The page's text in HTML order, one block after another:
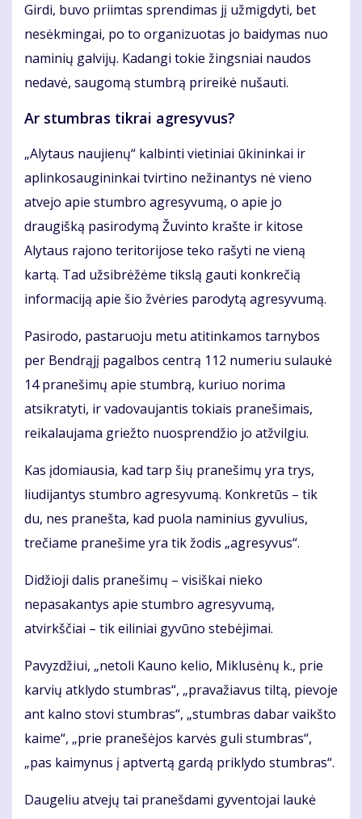
Girdi, buvo priimtas sprendimas jį užmigdyti, bet
nesėkmingai, po to organizuotas jo baidymas nuo
naminių galvijų. Kadangi tokie žingsniai naudos
nedavė, saugomą stumbrą prireikė nušauti.
Ar stumbras tikrai agresyvus?
„Alytaus naujienų“ kalbinti vietiniai ūkininkai ir
aplinkosaugininkai tvirtino nežinantys nė vieno
atvejo apie stumbro agresyvumą, o apie jo
draugišką pasirodymą Žuvinto krašte ir kitose
Alytaus rajono teritorijose teko rašyti ne vieną
kartą. Tad užsibrėžėme tikslą gauti konkrečią
informaciją apie šio žvėries parodytą agresyvumą.
Pasirodo, pastaruoju metu atitinkamos tarnybos
per Bendrąjį pagalbos centrą 112 numeriu sulaukė
14 pranešimų apie stumbrą, kuriuo norima
atsikratyti, ir vadovaujantis tokiais pranešimais,
reikalaujama griežto nuosprendžio jo atžvilgiu.
Kas įdomiausia, kad tarp šių pranešimų yra trys,
liudijantys stumbro agresyvumą. Konkretūs – tik
du, nes pranešta, kad puola naminius gyvulius,
trečiame pranešime yra tik žodis „agresyvus“.
Didžioji dalis pranešimų – visiškai nieko
nepasakantys apie stumbro agresyvumą,
atvirkščiai – tik eiliniai gyvūno stebėjimai.
Pavyzdžiui, „netoli Kauno kelio, Miklusėnų k., prie
karvių atklydo stumbras“, „pravažiavus tiltą, pievoje
ant kalno stovi stumbras“, „stumbras dabar vaikšto
kaime“, „prie pranešėjos karvės guli stumbras“,
„pas kaimynus į aptvertą gardą priklydo stumbras“.
Daugeliu atvejų tai pranešdami gyventojai laukė